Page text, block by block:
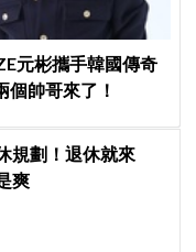
元彬攜手韓國傳奇
帥哥來了！
規劃！退休就來
爽